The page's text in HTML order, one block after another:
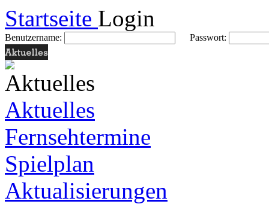
Startseite Login
Benutzername: Passwort:
Aktuelles
Fernsehtermine
Spielplan
Aktualisierungen